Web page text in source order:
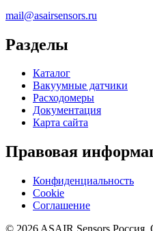
mail@asairsensors.ru
Разделы
Каталог
Вакуумные датчики
Расходомеры
Документация
Карта сайта
Правовая
Конфиденциальность
Cookie
Соглашение